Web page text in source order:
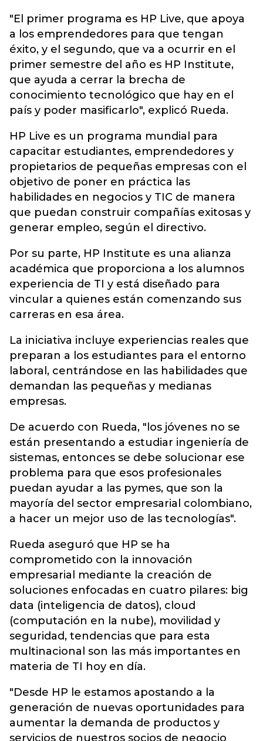
"El primer programa es HP Live, que apoya
a los emprendedores para que tengan
éxito, y el segundo, que va a ocurrir en el
primer semestre del año es HP Institute,
que ayuda a cerrar la brecha de
conocimiento tecnológico que hay en el
país y poder masificarlo", explicó Rueda.
HP Live es un programa mundial para
capacitar estudiantes, emprendedores y
propietarios de pequeñas empresas con el
objetivo de poner en práctica las
habilidades en negocios y TIC de manera
que puedan construir compañías exitosas y
generar empleo, según el directivo.
Por su parte, HP Institute es una alianza
académica que proporciona a los alumnos
experiencia de TI y está diseñado para
vincular a quienes están comenzando sus
carreras en esa área.
La iniciativa incluye experiencias reales que
preparan a los estudiantes para el entorno
laboral, centrándose en las habilidades que
demandan las pequeñas y medianas
empresas.
De acuerdo con Rueda, "los jóvenes no se
están presentando a estudiar ingeniería de
sistemas, entonces se debe solucionar ese
problema para que esos profesionales
puedan ayudar a las pymes, que son la
mayoría del sector empresarial colombiano,
a hacer un mejor uso de las tecnologías".
Rueda aseguró que HP se ha
comprometido con la innovación
empresarial mediante la creación de
soluciones enfocadas en cuatro pilares: big
data (inteligencia de datos), cloud
(computación en la nube), movilidad y
seguridad, tendencias que para esta
multinacional son las más importantes en
materia de TI hoy en día.
"Desde HP le estamos apostando a la
generación de nuevas oportunidades para
aumentar la demanda de productos y
servicios de nuestros socios de negocio